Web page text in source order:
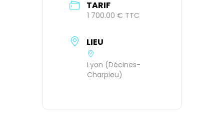
TARIF
1 700.00 € TTC
LIEU
Lyon (Décines-
Charpieu)